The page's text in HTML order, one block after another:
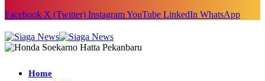
Facebook X (Twitter) InstagramYouTube LinkedIn WhatsApp
Home